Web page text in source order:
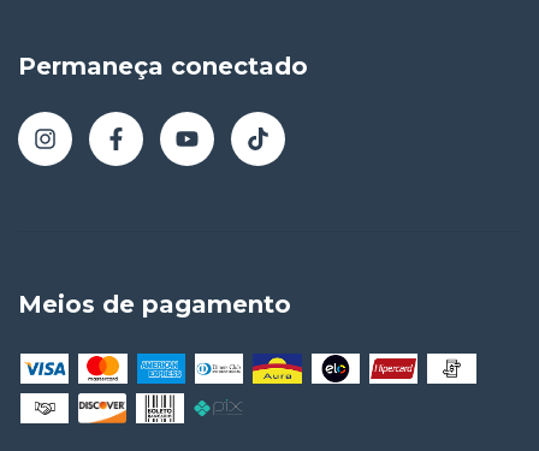
Permaneça conectado
Meios de pagamento